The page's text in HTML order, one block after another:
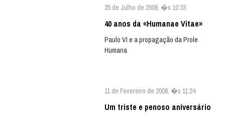
25 de Julho de 2008, �s 10:33
40 anos da «Humanae Vitae»
Paulo VI e a propagação da Prole
Humana
11 de Fevereiro de 2008, �s 11:24
Um triste e penoso aniversário